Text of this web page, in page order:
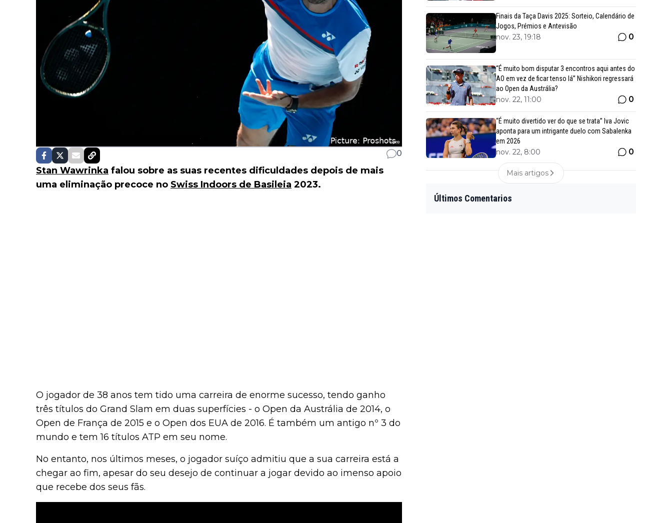
0
Stan Wawrinka falou sobre as suas recentes dificuldades depois de mais
uma eliminação precoce no Swiss Indoors de Basileia 2023.
O jogador de 38 anos tem tido uma carreira de enorme sucesso, tendo ganho
três títulos do Grand Slam em duas superfícies - o Open da Austrália de 2014, o
Open de França de 2015 e o Open dos EUA de 2016. É também um antigo nº 3 do
mundo e tem 16 títulos ATP em seu nome.
No entanto, nos últimos meses, o jogador suíço admitiu que a sua carreira está a
chegar ao fim, apesar do seu desejo de continuar a jogar devido ao imenso apoio
que recebe dos seus fãs.
Finais da Taça Davis 2025: Sorteio, Calendário de
Jogos, Prémios e Antevisão
nov. 23, 19:18 0
“É muito bom disputar 3 encontros aqui antes do
AO em vez de ficar tenso lá” Nishikori regressará
ao Open da Austrália?
nov. 22, 11:00 0
“É muito divertido ver do que se trata” Iva Jovic
aponta para um intrigante duelo com Sabalenka
em 2026
nov. 22, 8:00 0
Mais artigos
Últimos Comentarios